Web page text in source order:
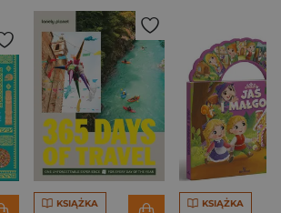
KSIĄŻKA KSIĄŻKA